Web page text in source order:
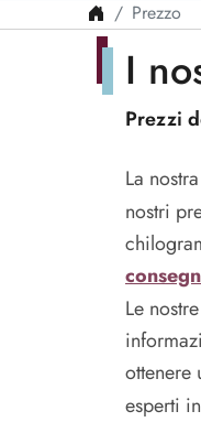
Prezzo
I
Prezzi
La nostra
nostri
Le
ottenere
esperti